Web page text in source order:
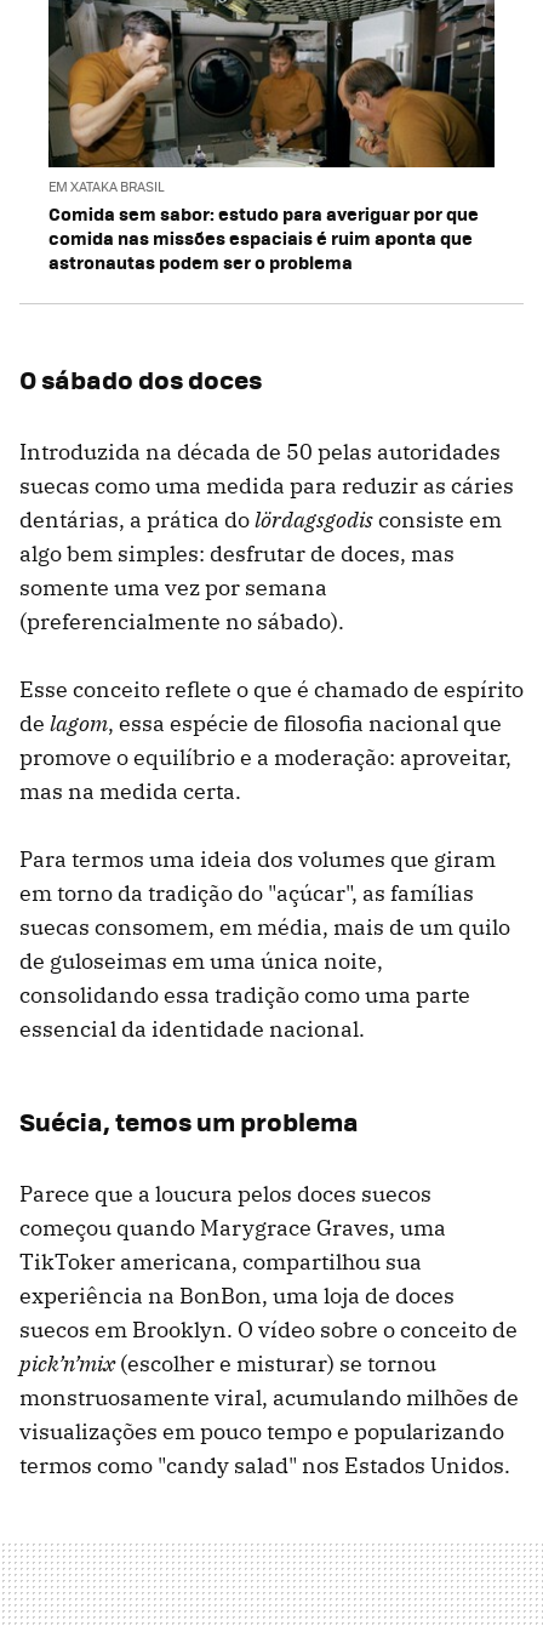
EM XATAKA BRASIL
Comida sem sabor: estudo para averiguar por que
comida nas missões espaciais é ruim aponta que
astronautas podem ser o problema
O sábado dos doces
Introduzida na década de 50 pelas autoridades
suecas como uma medida para reduzir as cáries
dentárias, a prática dolördagsgodisconsiste em
algo bem simples: desfrutar de doces, mas
somente uma vez por semana
(preferencialmente no sábado).
Esse conceito reflete o que é chamado de espírito
de lagom, essa espécie de filosofia nacional que
promove o equilíbrio e a moderação: aproveitar,
mas na medida certa.
Para termos uma ideia dos volumes que giram
em torno da tradição do "açúcar", as famílias
suecas consomem, em média, mais de um quilo
de guloseimas em uma única noite,
consolidando essa tradição como uma parte
essencial da identidade nacional.
Suécia, temos um problema
Parece que a loucura pelos doces suecos
começou quando Marygrace Graves, uma
TikToker americana, compartilhou sua
experiência na BonBon, uma loja de doces
suecos em Brooklyn. O vídeo sobre o conceito de
pick’n’mix(escolher e misturar) se tornou
monstruosamente viral, acumulando milhões de
visualizações em pouco tempo e popularizando
termos como "candy salad" nos Estados Unidos.